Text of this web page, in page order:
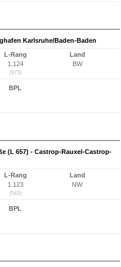
Karlsruhe/Baden-Baden
L-Rang
1.124
(973)
Land
BW
BPL
(L 657) - Castrop-Rauxel-Castrop-
L-Rang
1.123
(543)
Land
NW
BPL